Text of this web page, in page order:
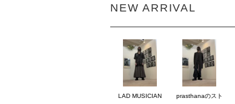
NEW ARRIVAL
LAD MUSICIAN
prasthanaのスト